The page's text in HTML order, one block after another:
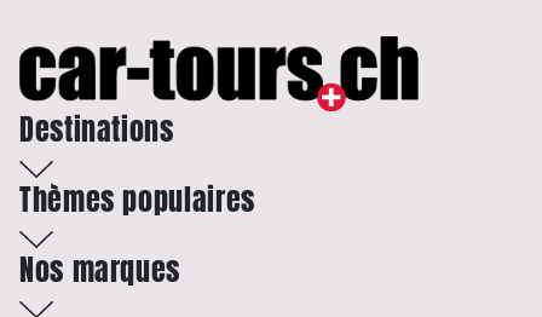
Destinations
Thèmes populaires
Nos marques